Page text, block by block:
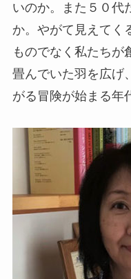
いのか。また５０代
か。やがて見えてく
ものでなく私たちが
畳んでいた羽を広げ
がる冒険が始まる年